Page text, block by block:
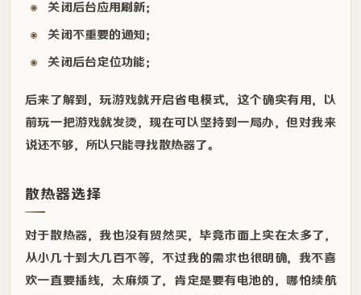
关闭后台应用刷新；
关闭不重要的通知；
关闭后台定位功能；
后来了解到，玩游戏就开启省电模式，这个确实有用，以
前玩一把游戏就发烫，现在可以坚持到一局办，但对我来
说还不够，所以只能寻找散热器了。
散热器选择
对于散热器，我也没有贸然买，毕竟市面上实在太多了，
从小几十到大几百不等，不过我的需求也很明确，我不喜
欢一直要插线，太麻烦了，肯定是要有电池的，哪怕续航